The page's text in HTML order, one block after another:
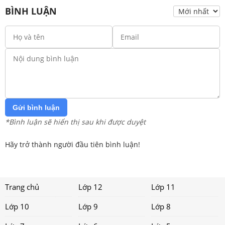
BÌNH LUẬN
Gửi bình luận
*Bình luận sẽ hiển thị sau khi được duyệt
Hãy trở thành người đầu tiên bình luận!
Trang chủ Lớp 12
Lớp 11
Lớp 10
Lớp 9
Lớp 8